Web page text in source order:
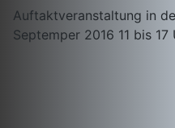
Auftaktveranstaltung in
Septemper 2016 11 bis 17